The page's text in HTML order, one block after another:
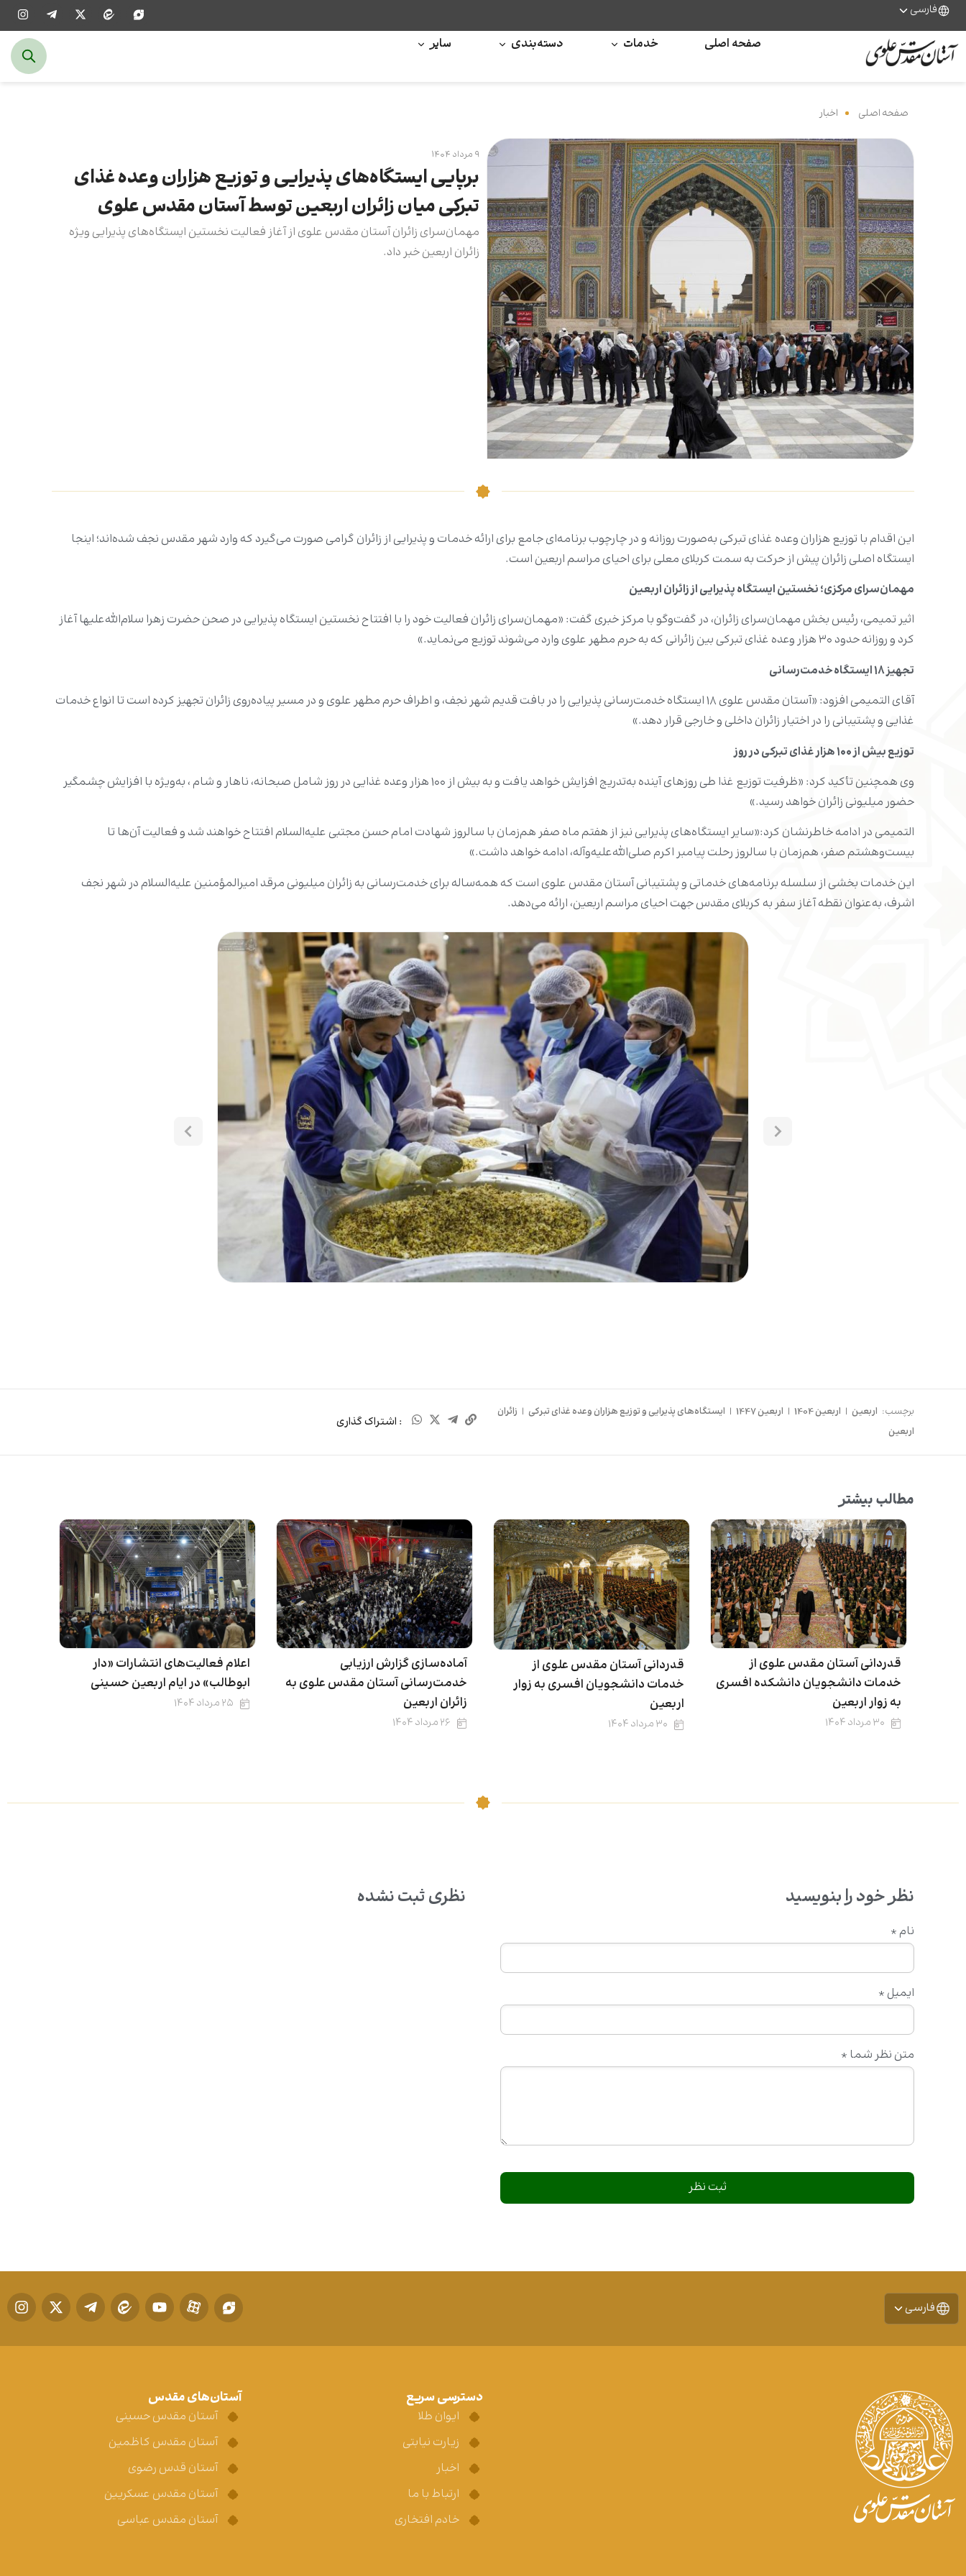
فارسی
صفحه اصلی خدمات دسته‌بندی سایر
صفحه اصلی اخبار
۹ مرداد ۱۴۰۴
برپایی ایستگاه‌های پذیرایی و توزیع هزاران وعده غذای
تبرکی میان زائران اربعین توسط آستان مقدس علوی
مهمان‌سرای زائران آستان مقدس علوی از آغاز فعالیت نخستین ایستگاه‌های پذیرایی ویژه
زائران اربعین خبر داد.
این اقدام با توزیع هزاران وعده غذای تبرکی به‌صورت روزانه و در چارچوب برنامه‌ای جامع برای ارائه خدمات و پذیرایی از زائران گرامی صورت می‌گیرد که وارد شهر مقدس نجف شده‌اند؛ اینجا
ایستگاه اصلی زائران پیش از حرکت به سمت کربلای معلی برای احیای مراسم اربعین است.
مهمان‌سرای مرکزی؛ نخستین ایستگاه پذیرایی از زائران اربعین
اثیر تمیمی، رئیس بخش مهمان‌سرای زائران، در گفت‌وگو با مرکز خبری گفت: «مهمان‌سرای زائران فعالیت خود را با افتتاح نخستین ایستگاه پذیرایی در صحن حضرت زهرا سلام‌الله‌علیها آغاز
کرد و روزانه حدود ۳۰ هزار وعده غذای تبرکی بین زائرانی که به حرم مطهر علوی وارد می‌شوند توزیع می‌نماید.»
تجهیز ۱۸ ایستگاه خدمت‌رسانی
آقای التمیمی افزود: «آستان مقدس علوی ۱۸ ایستگاه خدمت‌رسانی پذیرایی را در بافت قدیم شهر نجف، و اطراف حرم مطهر علوی و در مسیر پیاده‌روی زائران تجهیز کرده است تا انواع خدمات
غذایی و پشتیبانی را در اختیار زائران داخلی و خارجی قرار دهد.»
توزیع بیش از ۱۰۰ هزار غذای تبرکی در روز
وی همچنین تأکید کرد: «ظرفیت توزیع غذا طی روزهای آینده به‌تدریج افزایش خواهد یافت و به بیش از ۱۰۰ هزار وعده غذایی در روز شامل صبحانه، ناهار و شام ، به‌ویژه با افزایش چشمگیر
حضور میلیونی زائران خواهد رسید.»
التمیمی در ادامه خاطرنشان کرد:«سایر ایستگاه‌های پذیرایی نیز از هفتم ماه صفر هم‌زمان با سالروز شهادت امام حسن مجتبی علیه‌السلام افتتاح خواهند شد و فعالیت آن‌ها تا
بیست‌وهشتم صفر، هم‌زمان با سالروز رحلت پیامبر اکرم صلى‌الله‌علیه‌وآله، ادامه خواهد داشت.»
این خدمات بخشی از سلسله برنامه‌های خدماتی و پشتیبانی آستان مقدس علوی است که همه‌ساله برای خدمت‌رسانی به زائران میلیونی مرقد امیرالمؤمنین علیه‌السلام در شهر نجف
اشرف، به‌عنوان نقطه آغاز سفر به کربلای مقدس جهت احیای مراسم اربعین، ارائه می‌دهد.
برچسب: اربعین | اربعین 1404 | اربعین 1447 | ایستگاه‌های پذیرایی و توزیع هزاران وعده غذای تبرکی | زائران
اربعین
: اشتراک گذاری
مطالب بیشتر
قدردانی آستان مقدس علوی از
خدمات دانشجویان دانشکده افسری
به زوار اربعین
۳۰ مرداد ۱۴۰۴
قدردانی آستان مقدس علوی از
خدمات دانشجویان افسری به زوار
اربعین
۳۰ مرداد ۱۴۰۴
آماده‌سازی گزارش ارزیابی
خدمت‌رسانی آستان مقدس علوی به
زائران اربعین
۲۶ مرداد ۱۴۰۴
اعلام فعالیت‌های انتشارات «دار
ابوطالب» در ایام اربعین حسینی
۲۵ مرداد ۱۴۰۴
نظر خود را بنویسید
متن نظر شما *
نام *
ایمیل *
نظری ثبت نشده
فارسی
دسترسی سریع
ایوان طلا
زیارت نیابتی
اخبار
ارتباط با ما
خادم افتخاری
آستان‌های مقدس
آستان مقدس حسینی
آستان مقدس کاظمین
آستان قدس رضوی
آستان مقدس عسکریین
آستان مقدس عباسی